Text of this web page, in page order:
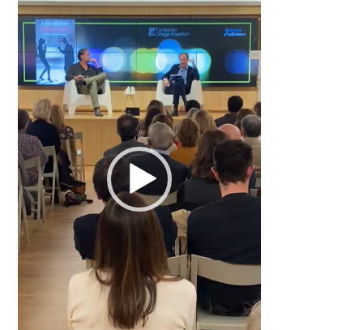
vídeo